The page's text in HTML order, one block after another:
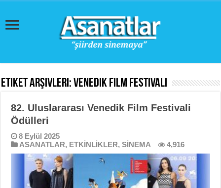
Etiket Arşivleri:Venedik Film Festivali
82. Uluslararası Venedik Film Festivali
Ödülleri
8 Eylül 2025
ASANATLAR, ETKİNLİKLER,SİNEMA 4,916